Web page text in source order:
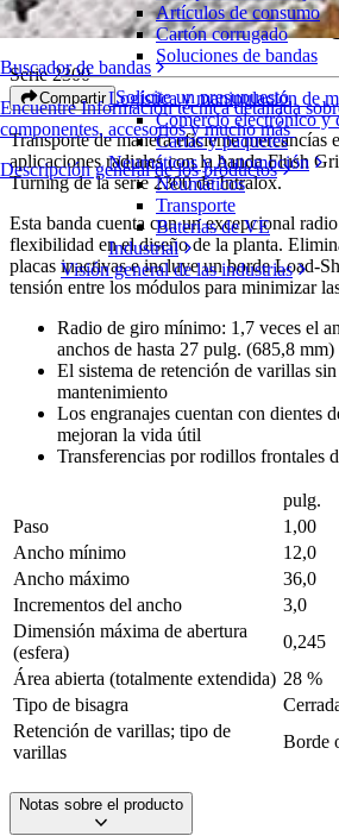
Buscador de bandas
Encuentre Información técnica detallada
componentes, accesorios y mucho más
Descripción general de los productos
Artículos de consumo
Cartón corrugado
Soluciones de bandas
Logística y manipulación de
Comercio electrónico y
Cartas y paquetes
Neumáticos y Automoción
Neumáticos
Transporte
Baterías de VE
Industrial
Visión general de las industrias
Flush Grid Nose-Roller
Serie 2300
Compartir Solicite un presupuesto
Transporte de manera eficiente mercancías
aplicaciones radiales con la banda Flush
Turning de la serie 2300 de Intralox.
Esta banda cuenta con un excepcional
flexibilidad en el diseño de la planta.
placas inactivas e incluye un borde Load-
tensión entre los módulos para minimizar
Radio de giro mínimo: 1,7 veces el
anchos de hasta 27 pulg. (685,8 mm)
El sistema de retención de varillas
mantenimiento
Los engranajes cuentan con dientes
mejoran la vida útil
Transferencias por rodillos frontales
pulg.
Paso
1,00
Ancho mínimo
12,0
Ancho máximo
36,0
Incrementos del ancho
3,0
Dimensión máxima de abertura
(esfera)
0,245
Área abierta (totalmente extendida) 28 %
Tipo de bisagra
Retención de varillas; tipo de
varillas
Borde
Notas sobre el producto